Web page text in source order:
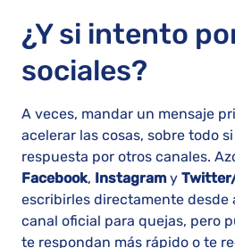
¿Y si intento
sociales?
A veces, mandar un mensaje
acelerar las cosas, sobre todo
respuesta por otros canales.
Facebook, Instagramy
escribirles directamente desde
canal oficial para quejas, pero
te respondan más rápido o te